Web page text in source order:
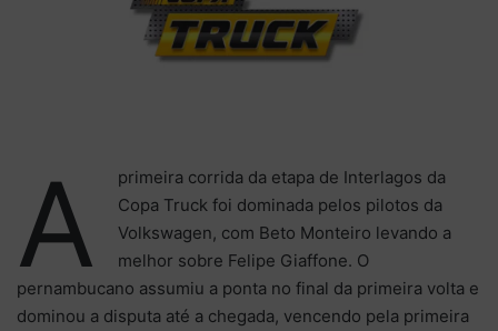
A
primeira corrida da etapa de Interlagos da
Copa Truck foi dominada pelos pilotos da
Volkswagen, com Beto Monteiro levando a
melhor sobre Felipe Giaffone. O
pernambucano assumiu a ponta no final da primeira volta e
dominou a disputa até a chegada, vencendo pela primeira